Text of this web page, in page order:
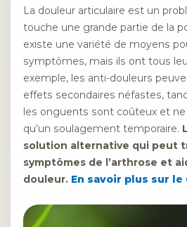
La douleur articulaire est un
touche une grande partie de la
existe une variété de moyens
symptômes, mais ils ont tous
exemple, les anti-douleurs
effets secondaires néfastes,
les onguents sont coûteux et
qu’un soulagement temporaire.
solution alternative qui peut
symptômes de l’arthrose et
douleur. En savoir plus sur le